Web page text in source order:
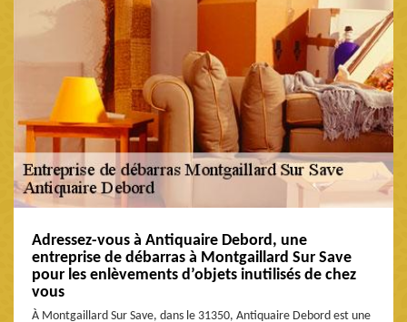
Adressez-vous à Antiquaire Debord, une
entreprise de débarras à Montgaillard Sur Save
pour les enlèvements d’objets inutilisés de chez
vous
À Montgaillard Sur Save, dans le 31350, Antiquaire Debord est une